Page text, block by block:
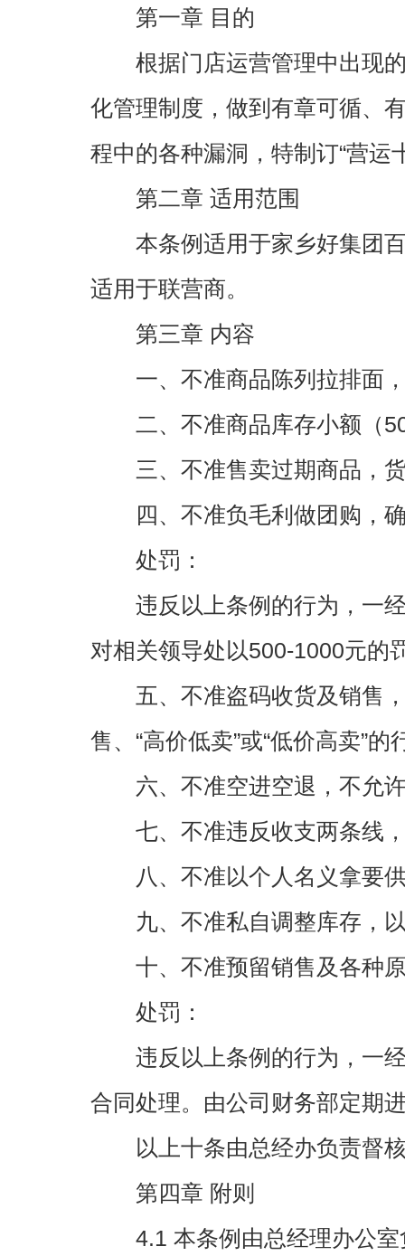
第一章 目的
根据门店运营管理中出现的
化管理制度，做到有章可循、
程中的各种漏洞，特制订“营运
第二章 适用范围
本条例适用于家乡好集团百
适用于联营商。
第三章 内容
一、不准商品陈列拉排面，
二、不准商品库存小额（
三、不准售卖过期商品，货
四、不准负毛利做团购，确
处罚：
违反以上条例的行为，一经
对相关领导处以500-1000元的
五、不准盗码收货及销售，
售、“高价低卖”或“低价高卖”的
六、不准空进空退，不允许
七、不准违反收支两条线，
八、不准以个人名义拿要供
九、不准私自调整库存，以
十、不准预留销售及各种原
处罚：
违反以上条例的行为，一经
合同处理。由公司财务部定期
以上十条由总经办负责督核
第四章 附则
4.1 本条例由总经理办公室